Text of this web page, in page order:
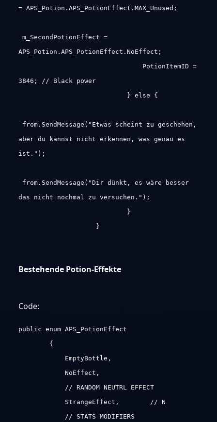
= APS_Potion.APS_PotionEffect.MAX_Unused;
m_SecondPotionEffect =
APS_Potion.APS_PotionEffect.NoEffect;
PotionItemID =
3846; // Black power
} else {
from.SendMessage("Etwas scheint zu geschehen,
aber du kannst nicht erkennen, was genau es
ist.");
from.SendMessage("Dir dünkt, es wäre besser
das nicht nochmal zu versuchen.");
}
}
Bestehende Potion-Effekte
Code:
public enum APS_PotionEffect
{
EmptyBottle,
NoEffect,
// RANDOM NEUTRL EFFECT
StrangeEffect, // N
// STATS MODIFIERS